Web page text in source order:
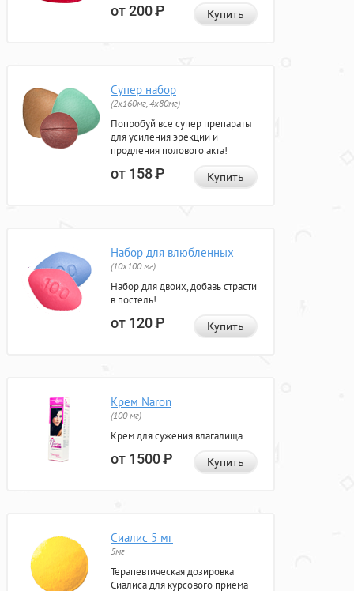
от 200Р Купить
Супер набор
(2х160мг, 4х80мг)
Попробуй все супер препараты
для усиления эрекции и
продления полового акта!
от 158Р Купить
Набор для влюбленных
(10х100 мг)
Набор для двоих, добавь страсти
в постель!
от 120Р Купить
Крем Naron
(100 мг)
Крем для сужения влагалища
от 1500Р Купить
Сиалис 5 мг
5мг
Терапевтическая дозировка
Сиалиса для курсового приема